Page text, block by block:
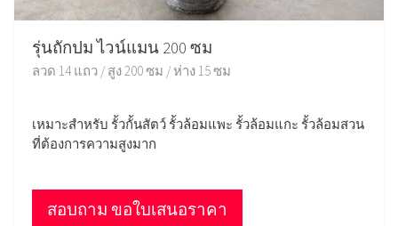
รุ่นถักปม ไวน์แมน 200 ซม
ลวด 14 แถว / สูง 200 ซม / ห่าง 15 ซม
เหมาะสำหรับ รั้วกั้นสัตว์ รั้วล้อมแพะ รั้วล้อมแกะ รั้วล้อมสวน
ที่ต้องการความสูงมาก
สอบถาม ขอใบเสนอราคา